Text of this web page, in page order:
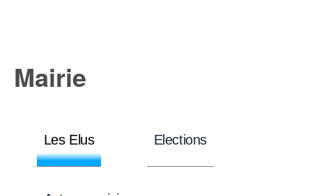
Mairie
Les Elus Elections